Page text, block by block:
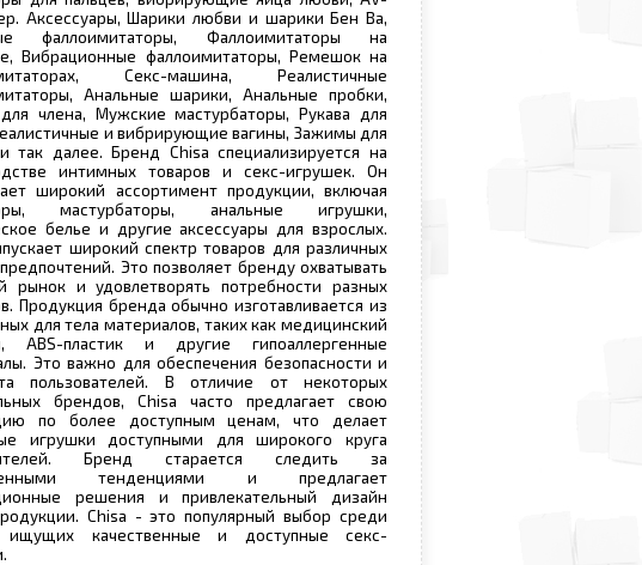
Аксессуары, Шарики любви и шарики Бен Ва,
фаллоимитаторы, Фаллоимитаторы на
Вибрационные фаллоимитаторы, Ремешок на
Секс-машина, Реалистичные
Анальные шарики, Анальные пробки,
члена, Мужские мастурбаторы, Рукава для
и вибрирующие вагины, Зажимы для
так далее. Бренд Chisa специализируется на
интимных товаров и секс-игрушек. Он
широкий ассортимент продукции, включая
мастурбаторы, анальные игрушки,
белье и другие аксессуары для взрослых.
широкий спектр товаров для различных
Это позволяет бренду охватывать
рынок и удовлетворять потребности разных
Продукция бренда обычно изготавливается из
для тела материалов, таких как медицинский
ABS-пластик и другие гипоаллергенные
Это важно для обеспечения безопасности и
пользователей. В отличие от некоторых
брендов, Chisa часто предлагает свою
по более доступным ценам, что делает
игрушки доступными для широкого круга
Бренд старается следить за
тенденциями и предлагает
решения и привлекательный дизайн
Chisa - это популярный выбор среди
качественные и доступные секс-